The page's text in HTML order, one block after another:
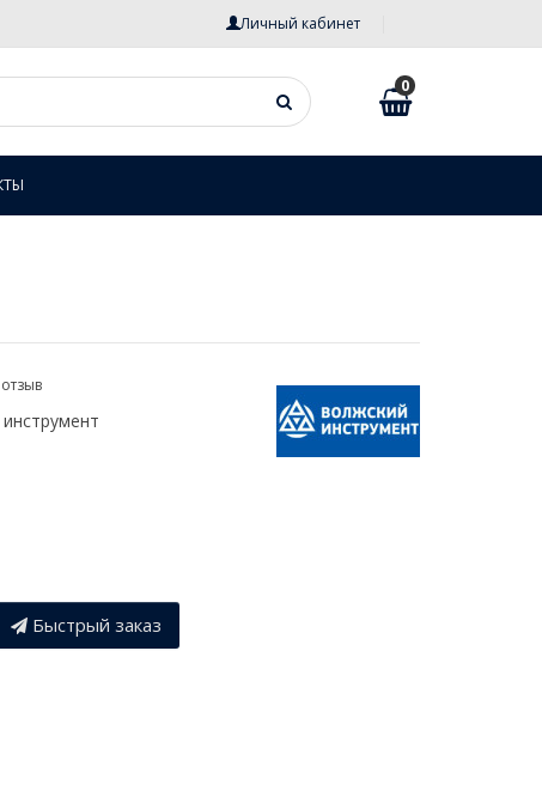
Личный кабинет
0
Быстрый заказ